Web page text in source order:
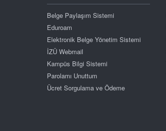
Belge Paylaşım Sistemi
Eduroam
Elektronik Belge Yönetim Sistemi
İZÜ Webmail
Kampüs Bilgi Sistemi
Parolamı Unuttum
Ücret Sorgulama ve Ödeme